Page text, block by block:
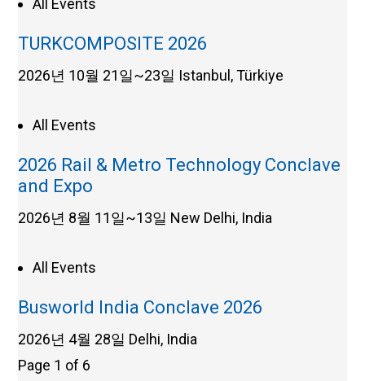
TURKCOMPOSITE 2026
2026년 10월 21일~23일 Istanbul, Türkiye
All Events
2026 Rail & Metro Technology Conclave
and Expo
2026년 8월 11일~13일 New Delhi, India
All Events
Busworld India Conclave 2026
2026년 4월 28일 Delhi, India
Page 1 of 6